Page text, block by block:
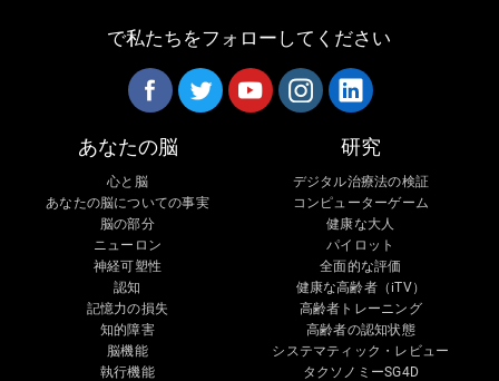
で私たちをフォローしてください
あなたの脳
心と脳
あなたの脳についての事実
脳の部分
ニューロン
神経可塑性
認知
記憶力の損失
知的障害
脳機能
執行機能
研究
デジタル治療法の検証
コンピューターゲーム
健康な大人
パイロット
全面的な評価
健康な高齢者（iTV）
高齢者トレーニング
高齢者の認知状態
システマティック・レビュー
タクソノミーSG4D